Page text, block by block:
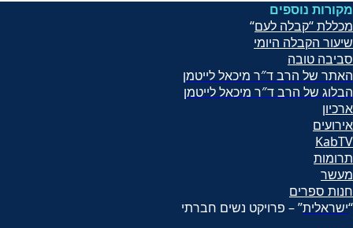
מקורות נוספים
“מכללת “קבלה לעם
שיעור הקבלה היומי
סביבה טובה
האתר של הרב ד″ר מיכאל לייטמן
הבלוג של הרב ד″ר מיכאל לייטמן
ארכיון
אירועים
KabTV
תרומות
מעשר
חנות ספרים
“ישראלית” – פרויקט נשים חברתי